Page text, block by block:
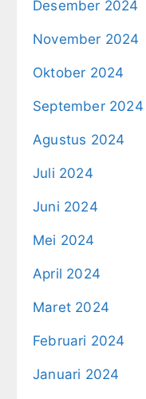
Desember 2024
November 2024
Oktober 2024
September 2024
Agustus 2024
Juli 2024
Juni 2024
Mei 2024
April 2024
Maret 2024
Februari 2024
Januari 2024